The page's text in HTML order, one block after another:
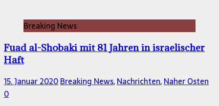
Breaking News
Fuad al-Shobaki mit 81 Jahren in israelischer
Haft
15. Januar 2020Breaking News,Nachrichten,Naher Osten
0